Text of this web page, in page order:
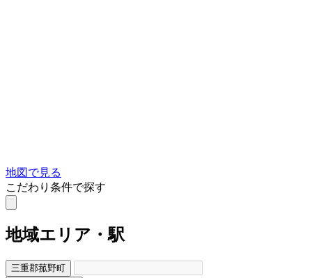
地図で見る
こだわり条件で探す
地域エリア・駅
三重郡菰野町